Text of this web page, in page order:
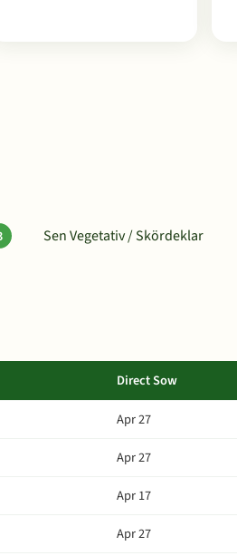
Sen Vegetativ / Skördeklar
Direct Sow
Apr 27
Apr 27
Apr 17
Apr 27